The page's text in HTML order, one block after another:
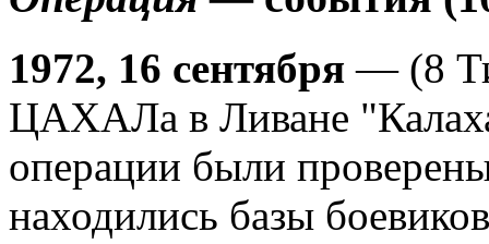
1972, 16 сентября — (8
ЦАХАЛа в Ливане
операции были
находились базы